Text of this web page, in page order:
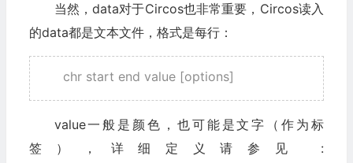
当然，data对于Circos也非常重要，Circos读入
的data都是文本文件，格式是每行：
chr start end value [options]
value一般是颜色，也可能是文字（作为标
签），详细定义请参见 :